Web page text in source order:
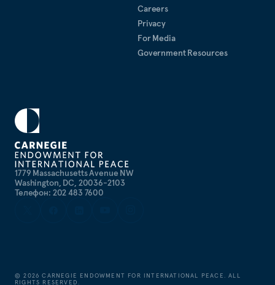
1779 Massachusetts Avenue NW
Washington, DC, 20036-2103
Телефон: 202 483 7600
Careers
Privacy
For Media
Government Resources
©2026 CARNEGIE ENDOWMENT FOR INTERNATIONAL PEACE. ALL
RIGHTS RESERVED.